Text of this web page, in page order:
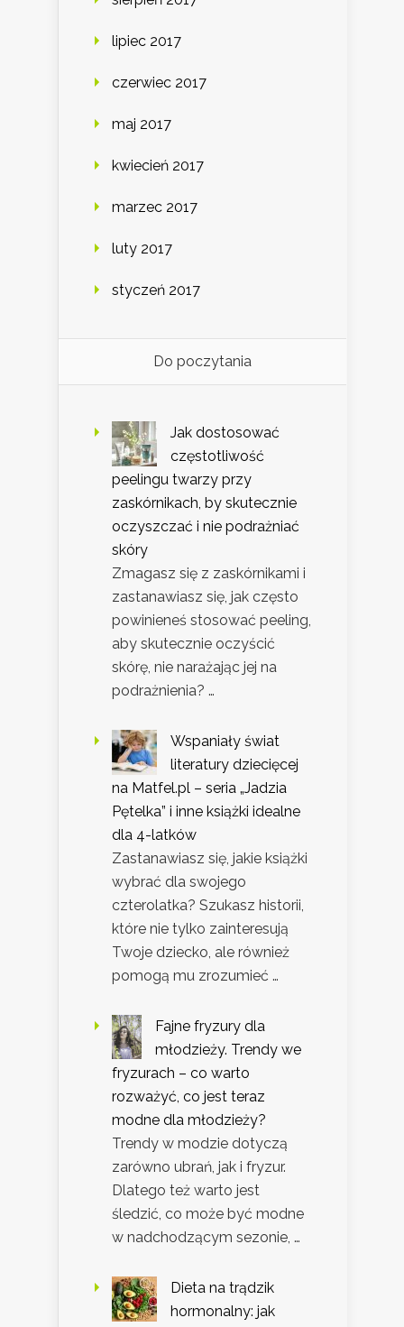
lipiec 2017
czerwiec 2017
maj 2017
kwiecień 2017
marzec 2017
luty 2017
styczeń 2017
Do poczytania
Jak dostosować
częstotliwość
peelingu twarzy przy
zaskórnikach, by skutecznie
oczyszczać i nie podrażniać
skóry
Zmagasz się z zaskórnikami i
zastanawiasz się, jak często
powinieneś stosować peeling,
aby skutecznie oczyścić
skórę, nie narażając jej na
podrażnienia? …
Wspaniały świat
literatury dziecięcej
na Matfel.pl – seria „Jadzia
Pętelka” i inne książki idealne
dla 4-latków
Zastanawiasz się, jakie książki
wybrać dla swojego
czterolatka? Szukasz historii,
które nie tylko zainteresują
Twoje dziecko, ale również
pomogą mu zrozumieć …
Fajne fryzury dla
młodzieży. Trendy we
fryzurach – co warto
rozważyć, co jest teraz
modne dla młodzieży?
Trendy w modzie dotyczą
zarówno ubrań, jak i fryzur.
Dlatego też warto jest
śledzić, co może być modne
w nadchodzącym sezonie, …
Dieta na trądzik
hormonalny: jak